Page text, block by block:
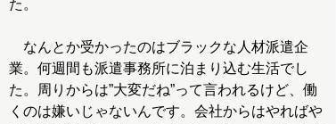
た。
なんとか受かったのはブラックな人材派遣企
業。何週間も派遣事務所に泊まり込む生活でし
た。周りからは”大変だね”って言われるけど、働
くのは嫌いじゃないんです。会社からはやればや